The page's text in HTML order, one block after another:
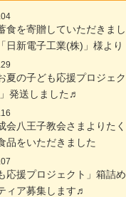
食を寄贈していただきまし
新電子工業(株)」様より
夏の子ども応援プロジェク
発送しました♬
会八王子教会さまよりたく
品をいただきました
応援プロジェクト」箱詰め
ィア募集します♬